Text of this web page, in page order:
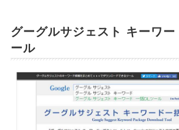
グーグルサジェスト キーワー
ール